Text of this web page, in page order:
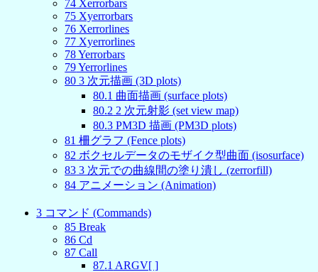
74 Xerrorbars
75 Xyerrorbars
76 Xerrorlines
77 Xyerrorlines
78Yerrorbars
79Yerrorlines
80 3 次元描画 (3D plots)
80.1 曲面描画 (surface plots)
80.2 2 次元射影 (set view map)
80.3 PM3D 描画 (PM3D plots)
81 柵グラフ (Fence plots)
82 ボクセルデータのモザイク型曲面 (isosurface)
83 3 次元での曲線間の塗り潰し (zerrorfill)
84 アニメーション (Animation)
3 コマンド (Commands)
85 Break
86 Cd
87 Call
87.1 ARGV[ ]